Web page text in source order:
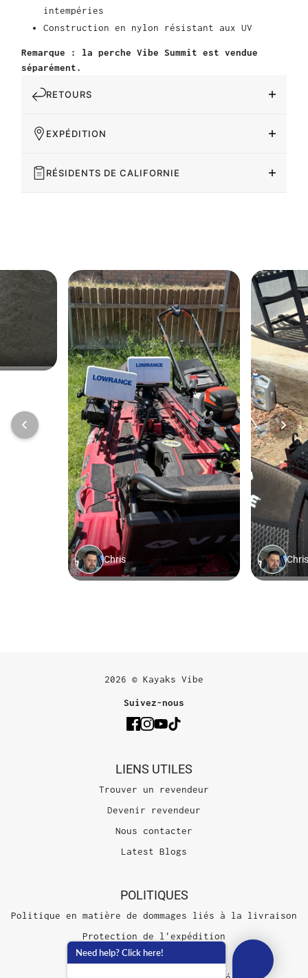
intempéries
Construction en nylon résistant aux UV
Remarque : la perche Vibe Summit est vendue
séparément.
RETOURS
EXPÉDITION
RÉSIDENTS DE CALIFORNIE
2026 © Kayaks Vibe
Suivez-nous
LIENS UTILES
Trouver un revendeur
Devenir revendeur
Nous contacter
Latest Blogs
POLITIQUES
Politique en matière de dommages liés à la livraison
Protection de l'expédition
Conditions d'utilisation
Need help? Click here!